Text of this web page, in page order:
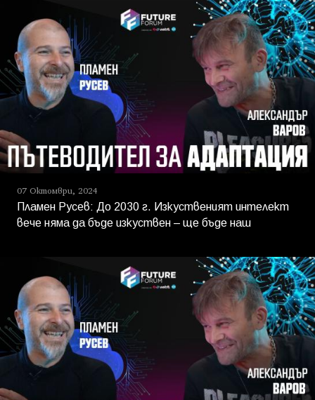
07 Октомври, 2024
Пламен Русев: До 2030 г. Изкуственият интелект
вече няма да бъде изкуствен – ще бъде наш